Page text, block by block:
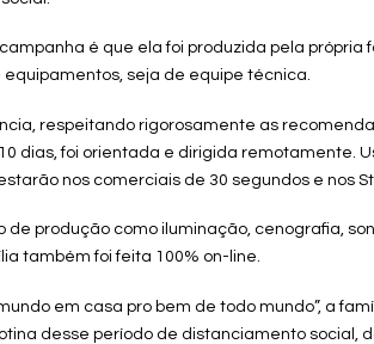
é que ela foi produzida pela própria
seja de equipe técnica.
respeitando rigorosamente as
dias, foi orientada e dirigida remotamente.
nos comerciais de 30 segundos e nos
de produção como iluminação, cenografia,
também foi feita 100% on-line.
em casa pro bem de todo mundo”, a
desse período de distanciamento social,